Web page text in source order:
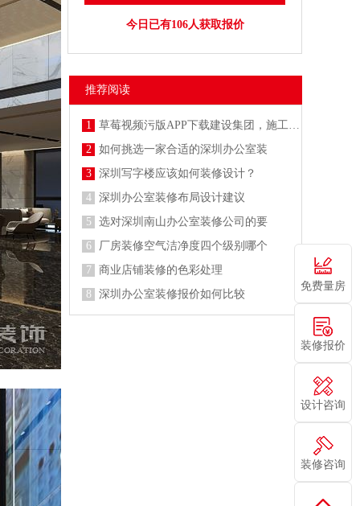
今日已有106人获取报价
推荐阅读
1
草莓视频污版APP下载建设集团，施工防疫两不误
2
如何挑选一家合适的深圳办公室装
3
深圳写字楼应该如何装修设计？
4
深圳办公室装修布局设计建议
5
选对深圳南山办公室装修公司的要
6
厂房装修空气洁净度四个级别哪个
7
商业店铺装修的色彩处理
8
深圳办公室装修报价如何比较
免费量房
装修报价
设计咨询
装修咨询